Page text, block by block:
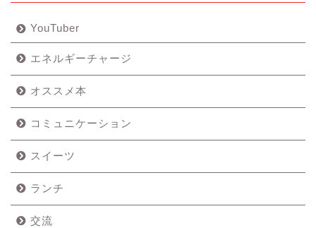
YouTuber
エネルギーチャージ
オススメ本
コミュニケーション
スイーツ
ランチ
交流